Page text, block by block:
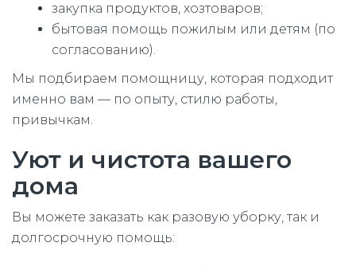
закупка продуктов, хозтоваров;
бытовая помощь пожилым или детям (по
согласованию).
Мы подбираем помощницу, которая подходит
именно вам — по опыту, стилю работы,
привычкам.
Уют и чистота вашего
дома
Вы можете заказать как разовую уборку, так и
долгосрочную помощь: